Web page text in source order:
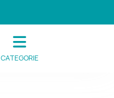
CATEGORIE